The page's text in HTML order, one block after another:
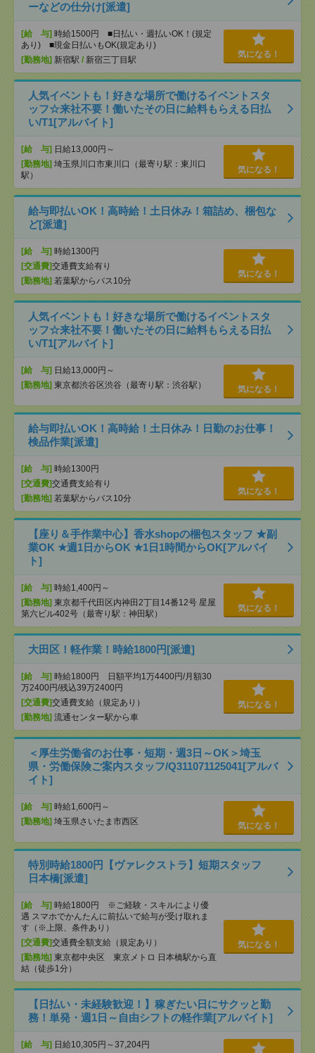
ーなどの仕分け[派遣]
[給 与] 時給1500円 ■日払い・週払いOK！(規定
あり) ■現金日払いもOK(規定あり)
[勤務地] 新宿駅 / 新宿三丁目駅
気になる！
人気イベントも！好きな場所で働けるイベントスタ
ッフ☆来社不要！働いたその日に給料もらえる日払
い/T1[アルバイト]
[給 与] 日給13,000円～
[勤務地] 埼玉県川口市東川口（最寄り駅：東川口
駅）
気になる！
給与即払いOK！高時給！土日休み！箱詰め、梱包な
ど[派遣]
[給 与] 時給1300円
[交通費]交通費支給有り
[勤務地] 若葉駅からバス10分
気になる！
人気イベントも！好きな場所で働けるイベントスタ
ッフ☆来社不要！働いたその日に給料もらえる日払
い/T1[アルバイト]
[給 与] 日給13,000円～
[勤務地] 東京都渋谷区渋谷（最寄り駅：渋谷駅） 気になる！
給与即払いOK！高時給！土日休み！日勤のお仕事！
検品作業[派遣]
[給 与] 時給1300円
[交通費]交通費支給有り
[勤務地] 若葉駅からバス10分
気になる！
【座り＆手作業中心】香水shopの梱包スタッフ ★副
業OK ★週1日からOK ★1日1時間からOK[アルバイ
ト]
[給 与] 時給1,400円～
[勤務地] 東京都千代田区内神田2丁目14番12号 星屋
第六ビル402号（最寄り駅：神田駅）
気になる！
大田区！軽作業！時給1800円[派遣]
[給 与] 時給1800円 日額平均1万4400円/月額30
万2400円/残込39万2400円
[交通費]交通費支給（規定あり）
[勤務地] 流通センター駅から車
気になる！
＜厚生労働省のお仕事・短期・週3日～OK＞埼玉
県・労働保険ご案内スタッフ/Q311071125041[アルバ
イト]
[給 与] 時給1,600円～
[勤務地] 埼玉県さいたま市西区 気になる！
特別時給1800円【ヴァレクストラ】短期スタッフ
日本橋[派遣]
[給 与] 時給1800円 ※ご経験・スキルにより優
遇 スマホでかんたんに前払いで給与が受け取れま
す（※上限、条件あり）
[交通費]交通費全額支給（規定あり）
[勤務地] 東京都中央区 東京メトロ 日本橋駅から直
結（徒歩1分）
気になる！
【日払い・未経験歓迎！】稼ぎたい日にサクッと勤
務！単発・週1日～自由シフトの軽作業[アルバイト]
[給 与] 日給10,305円～37,204円